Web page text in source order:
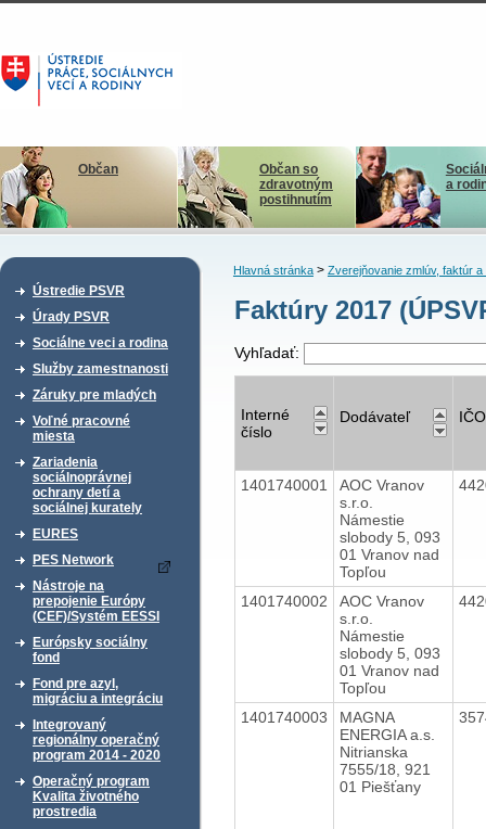
Občan
Občan so
zdravotným
postihnutím
a
Ústredie PSVR
Úrady PSVR
Sociálne veci a rodina
Služby zamestnanosti
Záruky pre mladých
Voľné pracovné
miesta
Zariadenia
sociálnoprávnej
ochrany detí a
sociálnej kurately
EURES
PES Network
Nástroje na
prepojenie Európy
(CEF)/Systém EESSI
Európsky sociálny
fond
Fond pre azyl,
migráciu a integráciu
Integrovaný
regionálny operačný
program 2014 - 2020
Operačný program
Kvalita životného
prostredia
Hlavná stránka> Zverejňovanie zmlúv, faktúr a
Faktúry 2017
Vyhľadať:
Interné
číslo
Dodávateľ IČO
1401740001
AOC Vranov
s.r.o.
Námestie
slobody 5, 093
01 Vranov nad
Topľou
1401740002
AOC Vranov
s.r.o.
Námestie
slobody 5, 093
01 Vranov nad
Topľou
1401740003
MAGNA
ENERGIA a.s.
Nitrianska
7555/18, 921
01 Piešťany